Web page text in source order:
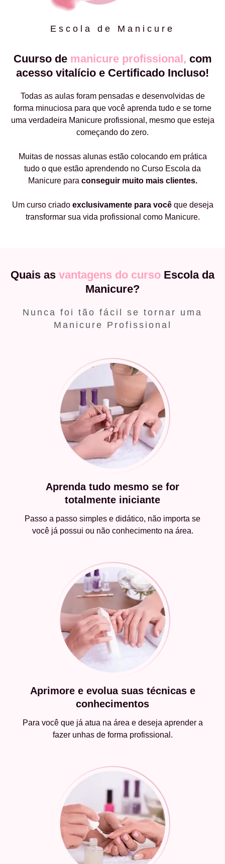
Escola de Manicure
Cuurso de manicure profissional, com
acesso vitalício e Certificado Incluso!
Todas as aulas foram pensadas e desenvolvidas de
forma minuciosa para que você aprenda tudo e se torne
uma verdadeira Manicure profissional, mesmo que esteja
começando do zero.
Muitas de nossas alunas estão colocando em prática
tudo o que estão aprendendo no Curso Escola da
Manicure para conseguir muito mais clientes.
Um curso criado exclusivamente para vocêque deseja
transformar sua vida profissional como Manicure.
Quais as vantagens do curso Escola da
Manicure?
Nunca foi tão fácil se tornar uma
Manicure Profissional
Aprenda tudo mesmo se for
totalmente iniciante
Passo a passo simples e didático, não importa se
você já possui ou não conhecimento na área.
Aprimore e evolua suas técnicas e
conhecimentos
Para você que já atua na área e deseja aprender a
fazer unhas de forma profissional.